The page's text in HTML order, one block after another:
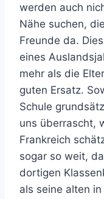
werden auch
Nähe suchen,
Freunde da.
eines
mehr als die
guten Ersatz.
Schule
uns überrascht,
Frankreich
sogar so weit,
dortigen
als seine alten